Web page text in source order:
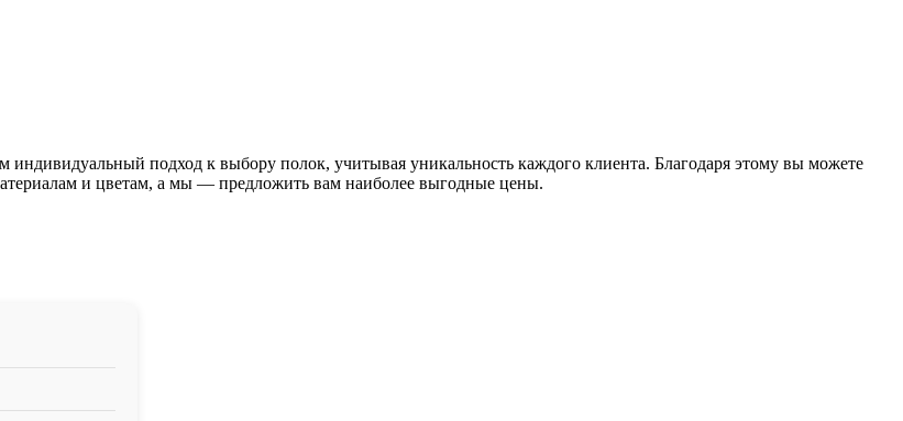
подход к выбору полок, учитывая уникальность каждого клиента. Благодаря этому вы можете
и цветам, а мы — предложить вам наиболее выгодные цены.